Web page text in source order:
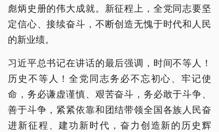
彪炳史册的伟大成就。新征程上，全党同志要坚
定信心、接续奋斗，不断创造无愧于时代和人民
的新业绩。
习近平总书记在讲话的最后强调，时间不等人！
历史不等人！全党同志务必不忘初心、牢记使
命，务必谦虚谨慎、艰苦奋斗，务必敢于斗争、
善于斗争，紧紧依靠和团结带领全国各族人民奋
进新征程、建功新时代，奋力创造新的历史辉